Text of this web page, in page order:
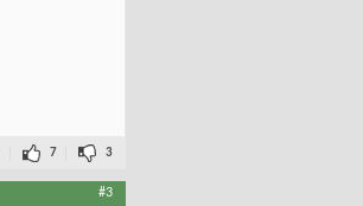
7 3
#3